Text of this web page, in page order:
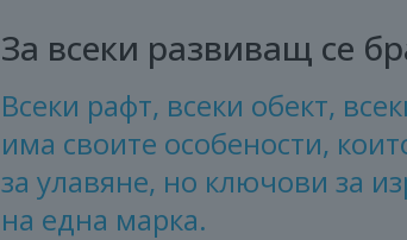
За всеки развиващ се
Всеки рафт, всеки обект,
има своите особености,
за улавяне, но ключови за
на една марка.